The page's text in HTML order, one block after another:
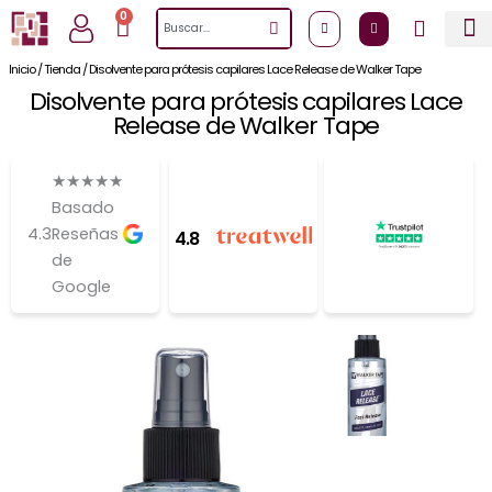
al
contenido
0
CartSearch
Inicio/Tienda/Disolvente para prótesis capilares Lace Release de Walker Tape
Disolvente para prótesis capilares Lace
Release de Walker Tape
4.3
★★★★★
Basado
Reseñas
de
Google
4.8